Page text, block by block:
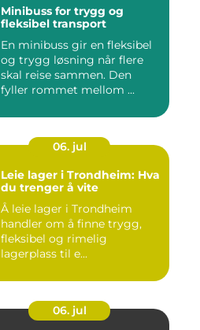
Minibuss for trygg og
fleksibel transport
En minibuss gir en fleksibel
og trygg løsning når flere
skal reise sammen. Den
fyller rommet mellom ...
06. jul
Leie lager i Trondheim: Hva
du trenger å vite
Å leie lager i Trondheim
handler om å finne trygg,
fleksibel og rimelig
lagerplass til e...
06. jul